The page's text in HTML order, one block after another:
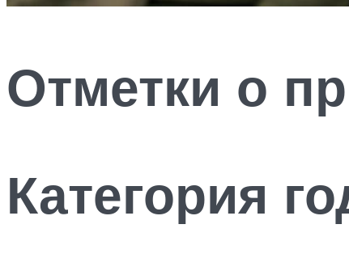
Отметки о
Категория